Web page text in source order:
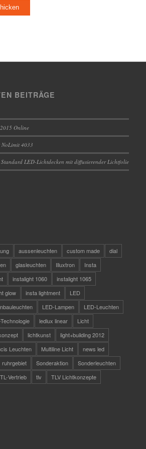
BEITRÄGE
Online
4033
LED-Lichtdecken mit diffusierender Lichtfolie
aussenleuchten custom made
dial
glasleuchten Illuxtron
Insta
instalight 1060
instalight 1065
glow insta lightment
LED
LED-Lampen
LED-Leuchten
ledlux linear
Licht
lichtkunst
light+building 2012
Leuchten Multiline Licht
news led
ruhrgebiet Sonderaktion
Sonderleuchten
TL-Vertrieb tlv
TLV Lichtkonzepte